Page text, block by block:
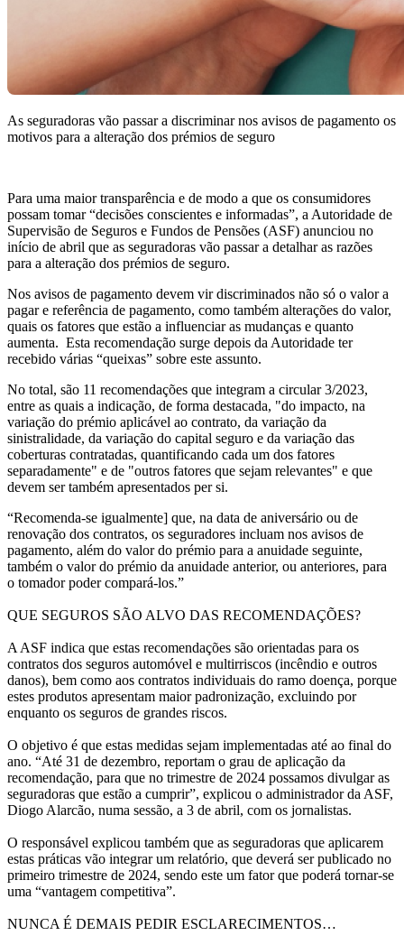
As seguradoras vão passar a discriminar nos avisos de pagamento os
motivos para a alteração dos prémios de seguro
Para uma maior transparência e de modo a que os consumidores
possam tomar “decisões conscientes e informadas”, a Autoridade de
Supervisão de Seguros e Fundos de Pensões (ASF) anunciou no
início de abril que as seguradoras vão passar a detalhar as razões
para a alteração dos prémios de seguro.
Nos avisos de pagamento devem vir discriminados não só o valor a
pagar e referência de pagamento, como também alterações do valor,
quais os fatores que estão a influenciar as mudanças e quanto
aumenta. Esta recomendação surge depois da Autoridade ter
recebido várias “queixas” sobre este assunto.
No total, são 11 recomendações que integram a circular 3/2023,
entre as quais a indicação, de forma destacada, "do impacto, na
variação do prémio aplicável ao contrato, da variação da
sinistralidade, da variação do capital seguro e da variação das
coberturas contratadas, quantificando cada um dos fatores
separadamente" e de "outros fatores que sejam relevantes" e que
devem ser também apresentados per si.
“Recomenda-se igualmente] que, na data de aniversário ou de
renovação dos contratos, os seguradores incluam nos avisos de
pagamento, além do valor do prémio para a anuidade seguinte,
também o valor do prémio da anuidade anterior, ou anteriores, para
o tomador poder compará-los.”
QUE SEGUROS SÃO ALVO DAS RECOMENDAÇÕES?
A ASF indica que estas recomendações são orientadas para os
contratos dos seguros automóvel e multirriscos (incêndio e outros
danos), bem como aos contratos individuais do ramo doença, porque
estes produtos apresentam maior padronização, excluindo por
enquanto os seguros de grandes riscos.
O objetivo é que estas medidas sejam implementadas até ao final do
ano. “Até 31 de dezembro, reportam o grau de aplicação da
recomendação, para que no trimestre de 2024 possamos divulgar as
seguradoras que estão a cumprir”, explicou o administrador da ASF,
Diogo Alarcão, numa sessão, a 3 de abril, com os jornalistas.
O responsável explicou também que as seguradoras que aplicarem
estas práticas vão integrar um relatório, que deverá ser publicado no
primeiro trimestre de 2024, sendo este um fator que poderá tornar-se
uma “vantagem competitiva”.
NUNCA É DEMAIS PEDIR ESCLARECIMENTOS…